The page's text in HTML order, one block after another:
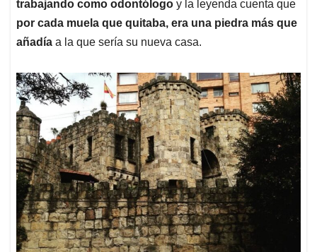
trabajando como odontólogo y la leyenda cuenta que
por cada muela que quitaba, era una piedra más que
añadía a la que sería su nueva casa.